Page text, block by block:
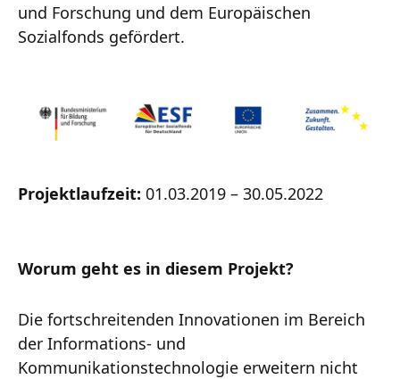
und Forschung und dem Europäischen
Sozialfonds gefördert.
Projektlaufzeit: 01.03.2019 – 30.05.2022
Worum geht es in diesem Projekt?
Die fortschreitenden Innovationen im Bereich
der Informations- und
Kommunikationstechnologie erweitern nicht